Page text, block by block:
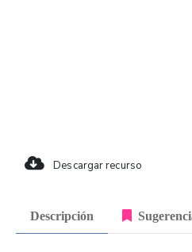
Descargar recurso
Descripción